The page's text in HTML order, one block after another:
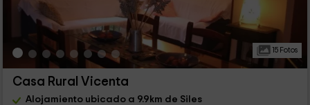
15 Fotos
Casa Rural Vicenta
Alojamiento ubicado a 9.9km de Siles